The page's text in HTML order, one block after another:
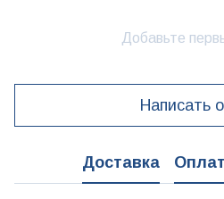
Добавьте
Написать
Доставка